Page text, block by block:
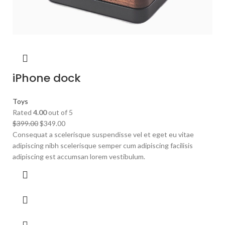
iPhone dock
Toys
Rated 4.00out of 5
$399.00$349.00
Consequat a scelerisque suspendisse vel et eget eu vitae
adipiscing nibh scelerisque semper cum adipiscing facilisis
adipiscing est accumsan lorem vestibulum.